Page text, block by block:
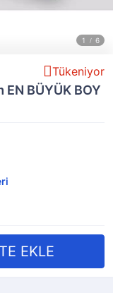
Tükeniyor
BÜYÜK BOY